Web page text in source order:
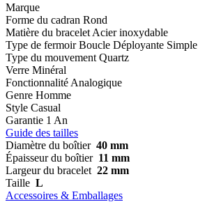
Marque
Forme du cadran Rond
Matière du bracelet Acier inoxydable
Type de fermoir Boucle Déployante Simple
Type du mouvement Quartz
Verre Minéral
Fonctionnalité Analogique
Genre Homme
Style Casual
Garantie 1 An
Guide des tailles
Diamètre du boîtier 40 mm
Épaisseur du boîtier 11 mm
Largeur du bracelet 22 mm
Taille L
Accessoires & Emballages